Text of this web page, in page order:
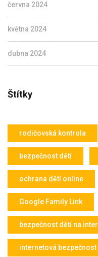
června 2024
května 2024
dubna 2024
Štítky
rodičovská kontrola
bezpečnost dětí
ochrana dětí online
Google Family Link
bezpečnost dětí na
internetová bezpečnost